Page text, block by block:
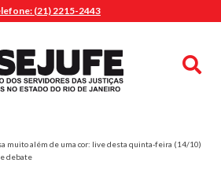
(21) 2215-2443
muito além de uma cor: live desta quinta-feira (14/10)
debate